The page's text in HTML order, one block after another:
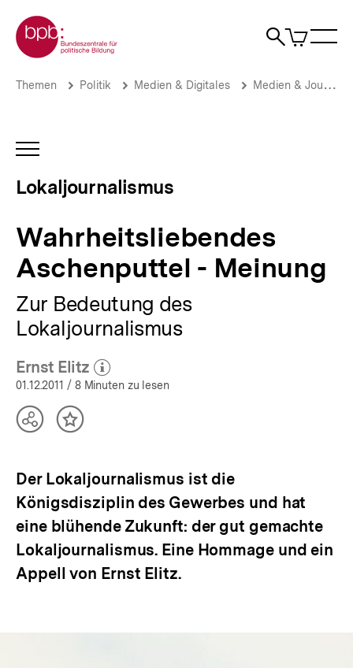
zum
Seiteninhalt
springen
Zur Startseite der bpb
Suche
Artikel
im
Wahrheitsliebendes
Lokaljournalismus
bpb.de
Brotkrümelnavigation
Pfadnavigation
Themen Politik Medien & Digitales Medien & Journalismus
INHALTSNAVIGATION
Lokaljournalismus
Wahrheitsliebendes
Aschenputtel - Meinung
Zur Bedeutung des
Lokaljournalismus
Ernst Elitz
(Mehr zum Autor)
öffnen
01.12.2011 / 8 Minuten zu lesen
TeilenInhalt
Der Lokaljournalismus ist die
Königsdisziplin des Gewerbes und hat
eine blühende Zukunft: der gut gemachte
Lokaljournalismus. Eine Hommage und ein
Appell von Ernst Elitz.